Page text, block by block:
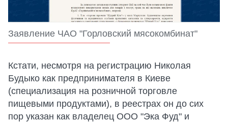
Заявление ЧАО "Горловский мясокомбинат"
Кстати, несмотря на регистрацию Николая
Будыко как предпринимателя в Киеве
(специализация на розничной торговле
пищевыми продуктами), в реестрах он до сих
пор указан как владелец ООО "Эка Фуд" и